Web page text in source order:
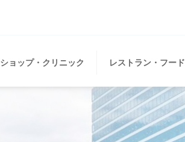
ショップ・クリニック レストラン・フード